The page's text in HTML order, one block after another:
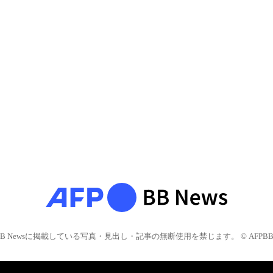
Newsに掲載している写真・見出し・記事の無断使用を禁じます。 © AFPBB